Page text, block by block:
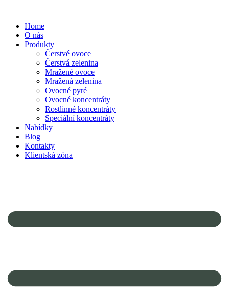
Home
O nás
Produkty
Čerstvé ovoce
Čerstvá zelenina
Mražené ovoce
Mražená zelenina
Ovocné pyré
Ovocné koncentráty
Rostlinné koncentráty
Speciální koncentráty
Nabídky
Blog
Kontakty
Klientská zóna